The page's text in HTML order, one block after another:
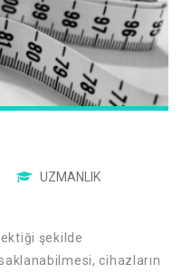
UZMANLIK
şekilde
cihazların